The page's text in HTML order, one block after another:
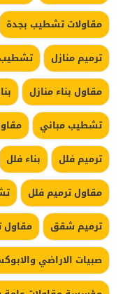
مقاولات تشطيب بجدة
ترميم منازل
تشطيب
مقاول بناء منازل
تشطيب مباني
ترميم فلل
بناء فلل
مقاول ترميم فلل
ترميم شقق
صبيات الاراضي